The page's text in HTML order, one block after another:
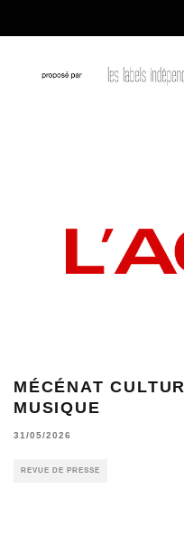
MÉCÉNAT
MUSIQUE
31/05/2026
REVUE DE PRESSE